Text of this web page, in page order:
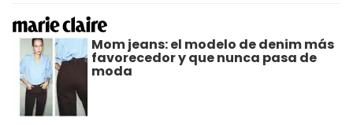
Mom jeans: el modelo de denim más
favorecedor y que nunca pasa de
moda